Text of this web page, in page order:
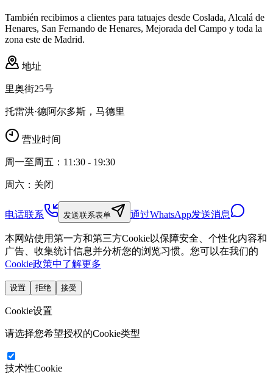
También recibimos a clientes para tatuajes desde Coslada, Alcalá de
Henares, San Fernando de Henares, Mejorada del Campo y toda la
zona este de Madrid.
地址
里奥街25号
托雷洪·德阿尔多斯，马德里
营业时间
周一至周五：11:30 - 19:30
周六：关闭
电话联系 发送联系表单 通过WhatsApp发送消息
本网站使用第一方和第三方Cookie以保障安全、个性化内容和
广告、收集统计信息并分析您的浏览习惯。您可以在我们的
Cookie政策中了解更多
设置 拒绝 接受
Cookie设置
请选择您希望授权的Cookie类型
技术性Cookie